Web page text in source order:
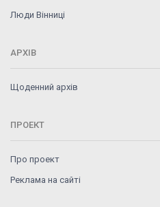
Люди Вінниці
АРХІВ
Щоденний архів
ПРОЕКТ
Про проект
Реклама на сайті